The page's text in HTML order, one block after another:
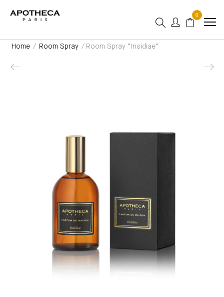
0
Home / Room Spray / Room Spray “Insidiae”
Product navigation